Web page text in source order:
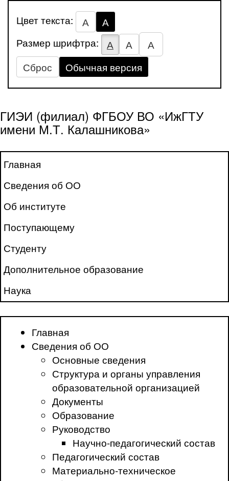
Цвет текста: А
А
Размер шрифтра:
А А
А
Сброс
Обычная версия
ГИЭИ (филиал) ФГБОУ ВО «ИжГТУ
имени М.Т. Калашникова»
Главная
Сведения об ОО
Об институте
Поступающему
Студенту
Дополнительное образование
Наука
Главная
Сведения об ОО
Основные сведения
Структура и органы управления
образовательной организацией
Документы
Образование
Руководство
Научно-педагогический состав
Педагогический состав
Материально-техническое